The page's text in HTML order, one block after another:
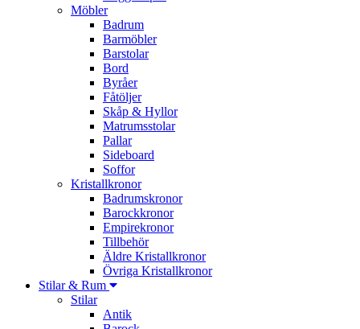
Möbler
Badrum
Barmöbler
Barstolar
Bord
Byråer
Fåtöljer
Skåp & Hyllor
Matrumsstolar
Pallar
Sideboard
Soffor
Kristallkronor
Badrumskronor
Barockkronor
Empirekronor
Tillbehör
Äldre Kristallkronor
Övriga Kristallkronor
Stilar & Rum
Stilar
Antik